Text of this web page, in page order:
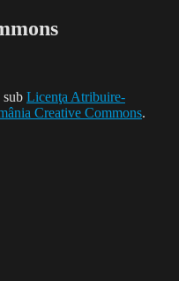
sub Licenţa Atribuire-
Creative Commons.